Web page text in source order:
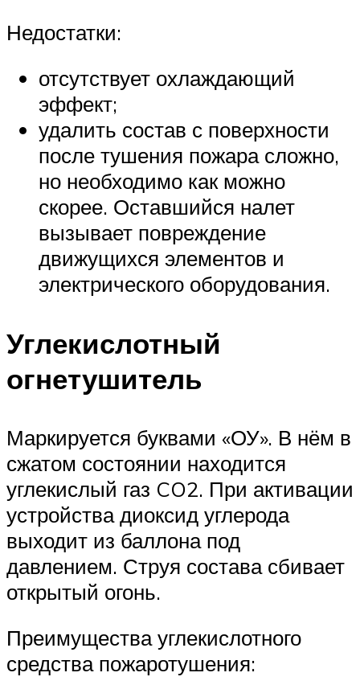
Недостатки:
отсутствует охлаждающий
эффект;
удалить состав с поверхности
после тушения пожара сложно,
но необходимо как можно
скорее. Оставшийся налет
вызывает повреждение
движущихся элементов и
электрического оборудования.
Углекислотный
огнетушитель
Маркируется буквами «ОУ». В нём в
сжатом состоянии находится
углекислый газ CO2. При активации
устройства диоксид углерода
выходит из баллона под
давлением. Струя состава сбивает
открытый огонь.
Преимущества углекислотного
средства пожаротушения: